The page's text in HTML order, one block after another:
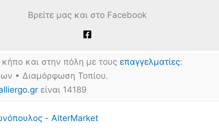
Βρείτε μας και στο Facebook
και στην πόλη με τους επαγγελματίες:
• Διαμόρφωση Τοπίου.
είναι 14189
- AlterMarket